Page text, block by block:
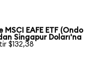
MSCI EAFE ETF (Ondo
Singapur Doları'na
$132,38